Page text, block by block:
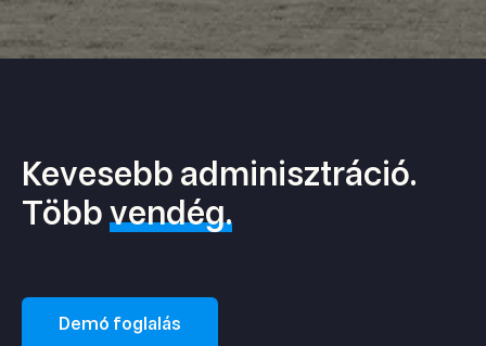
Kevesebb adminisztráció.
Többvendég.
Demó foglalás